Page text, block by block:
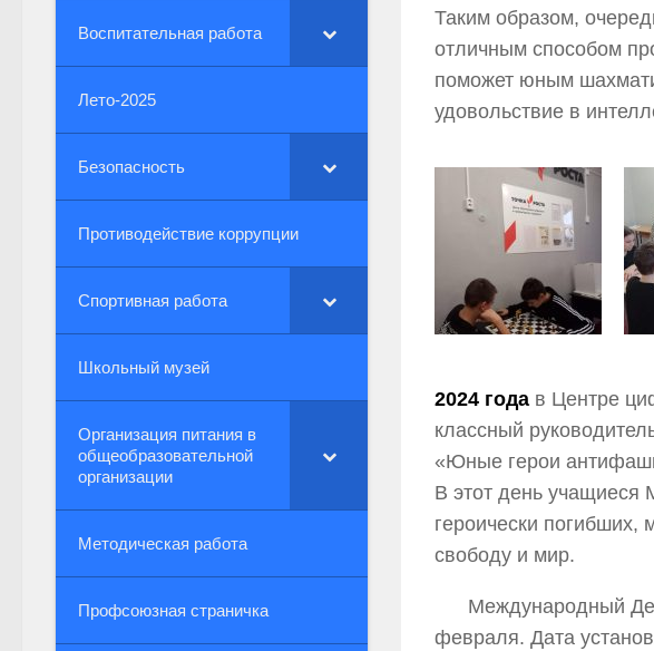
Таким образом,
отличным способом
поможет юным
удовольствие в
2024 года в Центре
классный
«Юные герои
В этот день
героически погибших,
свободу и мир.
Международный
февраля. Дата
Воспитательная работа
Лето-2025
Безопасность
Противодействие коррупции
Спортивная работа
Школьный музей
Организация питания в
общеобразовательной
организации
Методическая работа
Профсоюзная страничка